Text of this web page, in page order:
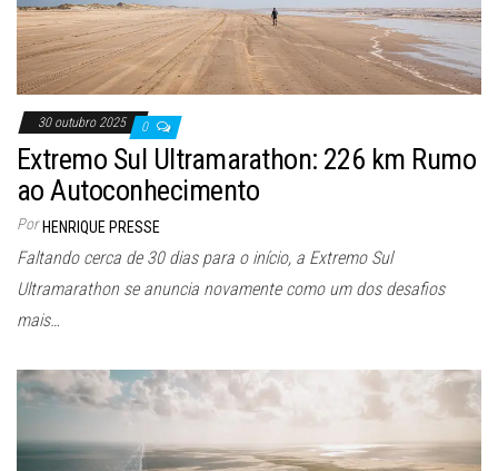
30 outubro 2025 0
Extremo Sul Ultramarathon: 226 km Rumo
ao Autoconhecimento
Por HENRIQUE PRESSE
Faltando cerca de 30 dias para o início, a Extremo Sul
Ultramarathon se anuncia novamente como um dos desafios
mais…